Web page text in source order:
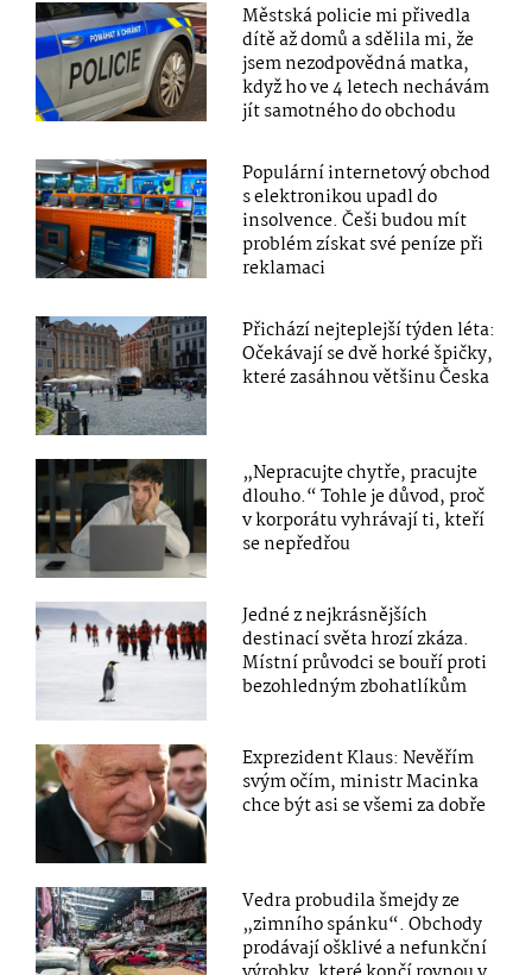
Městská policie mi přivedla
dítě až domů a sdělila mi, že
jsem nezodpovědná matka,
když ho ve 4 letech nechávám
jít samotného do obchodu
Populární internetový obchod
s elektronikou upadl do
insolvence. Češi budou mít
problém získat své peníze při
reklamaci
Přichází nejteplejší týden léta:
Očekávají se dvě horké špičky,
které zasáhnou většinu Česka
„Nepracujte chytře, pracujte
dlouho.“ Tohle je důvod, proč
v korporátu vyhrávají ti, kteří
se nepředřou
Jedné z nejkrásnějších
destinací světa hrozí zkáza.
Místní průvodci se bouří proti
bezohledným zbohatlíkům
Exprezident Klaus: Nevěřím
svým očím, ministr Macinka
chce být asi se všemi za dobře
Vedra probudila šmejdy ze
„zimního spánku“. Obchody
prodávají ošklivé a nefunkční